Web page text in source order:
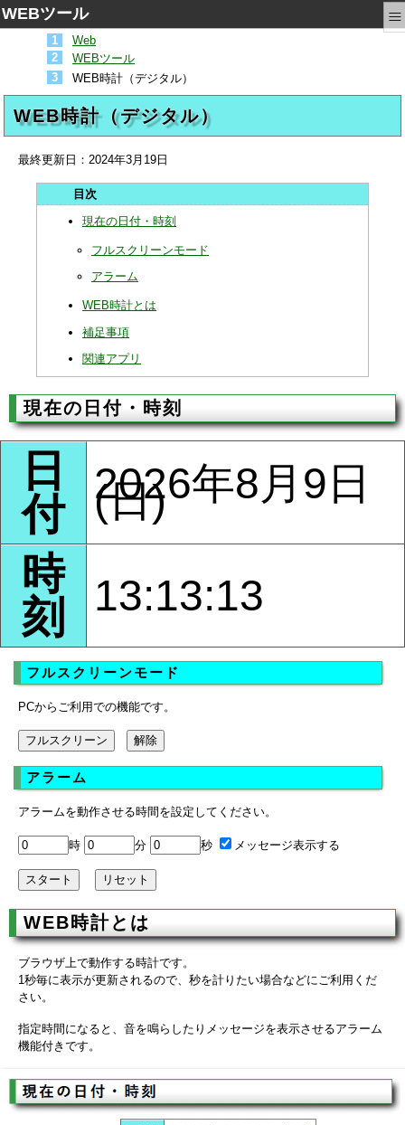
WEBツール ≡
Web
WEBツール
WEB時計（デジタル）
WEB時計（デジタル）
最終更新日： 2024年3月19日
現在の日付・時刻
フルスクリーンモード
アラーム
WEB時計とは
補足事項
関連アプリ
現在の日付・時刻
日
付
2026年8月9日
(日)
時
刻
13:13:13
フルスクリーンモード
PCからご利用での機能です。
アラーム
アラームを動作させる時間を設定してください。
時 分 秒 メッセージ表示する
WEB時計とは
ブラウザ上で動作する時計です。
1秒毎に表示が更新されるので、秒を計りたい場合などにご利用くだ
さい。
指定時間になると、音を鳴らしたりメッセージを表示させるアラーム
機能付きです。